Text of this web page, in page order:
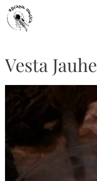
Vesta Jauhe